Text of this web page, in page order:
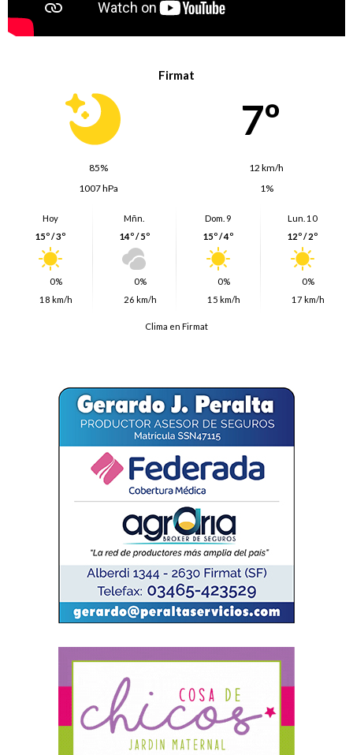
Firmat
7º
85%
12 km/h
1007 hPa
1%
Hoy
15º / 3º
0%
18 km/h
Mñn.
14º / 5º
0%
26 km/h
Dom. 9
15º / 4º
0%
15 km/h
Lun. 10
12º / 2º
0%
17 km/h
Clima en Firmat